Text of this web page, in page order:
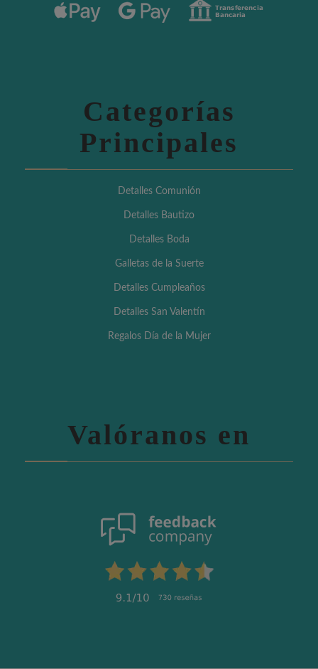
Categorías
Principales
Detalles Comunión
Detalles Bautizo
Detalles Boda
Galletas de la Suerte
Detalles Cumpleaños
Detalles San Valentín
Regalos Día de la Mujer
Valóranos en